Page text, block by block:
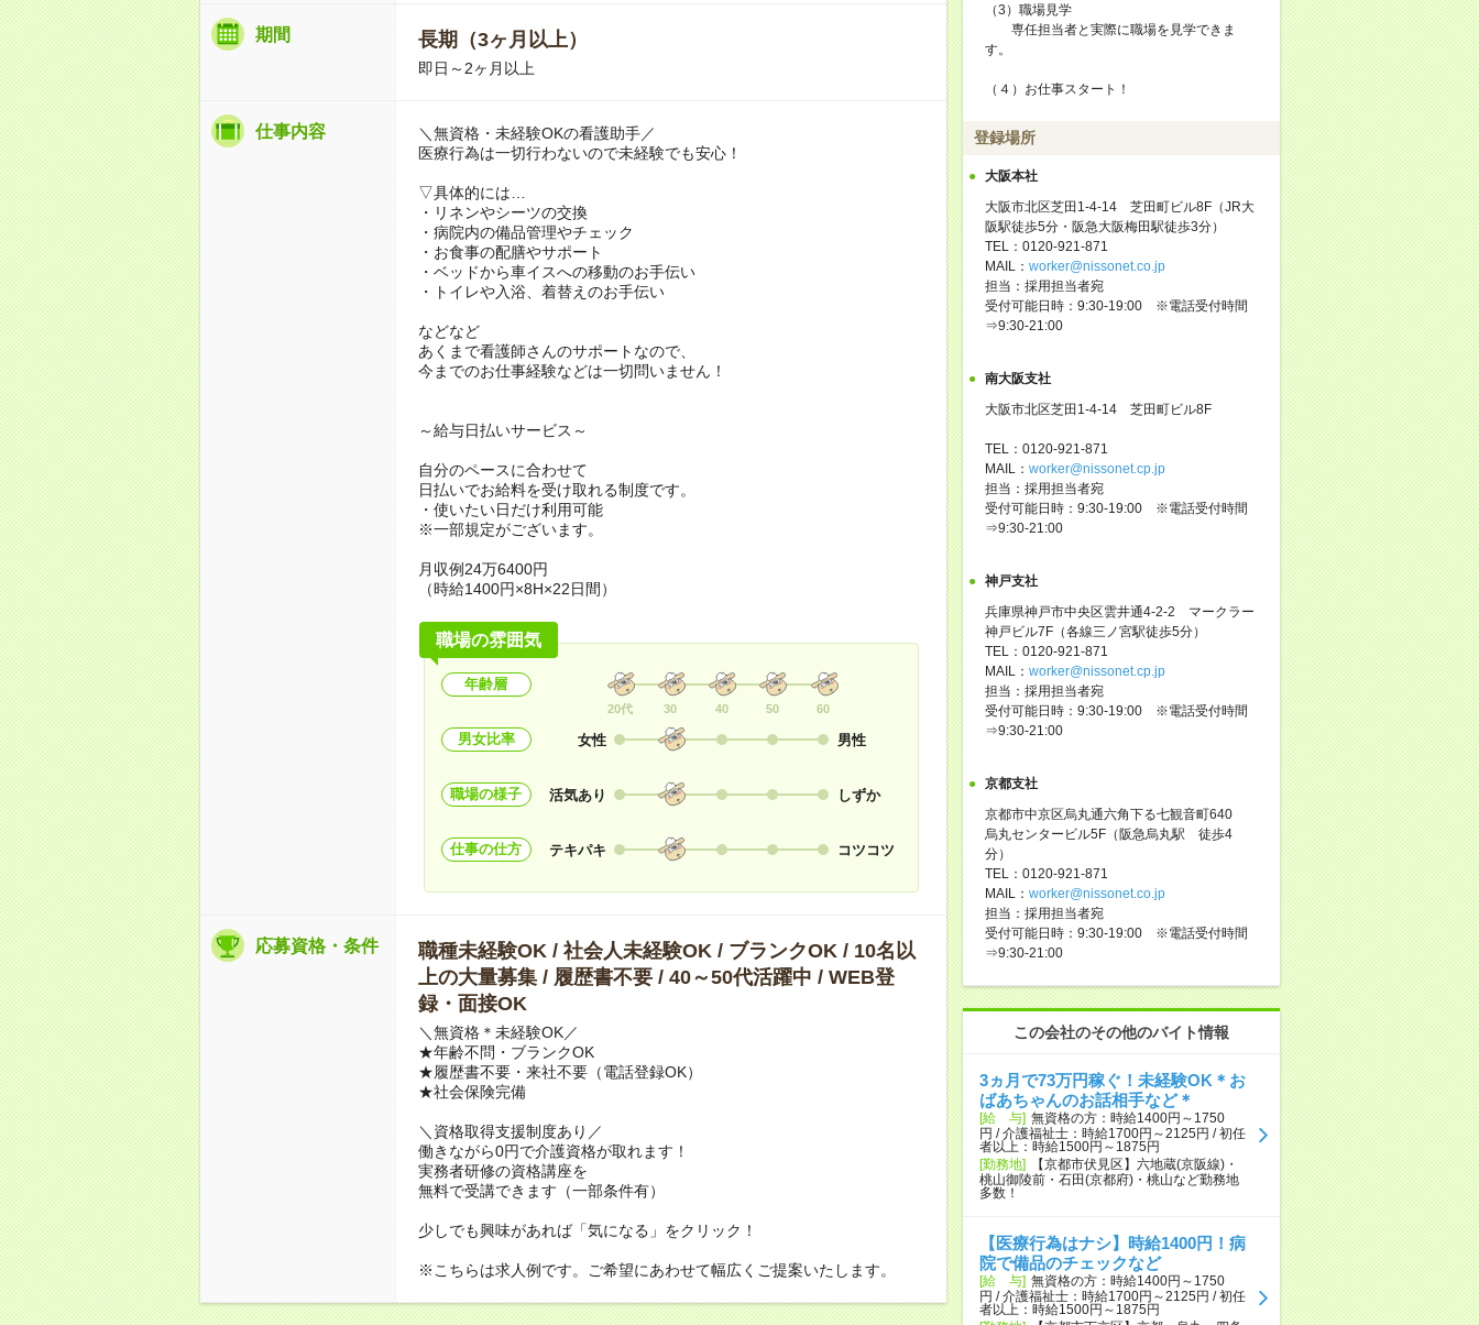
期間 長期（3ヶ月以上）
即日～2ヶ月以上
仕事内容
＼無資格・未経験OKの看護助手／
医療行為は一切行わないので未経験でも安心！
▽具体的には…
・リネンやシーツの交換
・病院内の備品管理やチェック
・お食事の配膳やサポート
・ベッドから車イスへの移動のお手伝い
・トイレや入浴、着替えのお手伝い
などなど
あくまで看護師さんのサポートなので、
今までのお仕事経験などは一切問いません！
～給与日払いサービス～
自分のペースに合わせて
日払いでお給料を受け取れる制度です。
・使いたい日だけ利用可能
※一部規定がございます。
月収例24万6400円
（時給1400円×8H×22日間）
職場の雰囲気
年齢層
20代 30 40 50 60
男女比率 女性 男性
職場の様子 活気あり しずか
仕事の仕方 テキパキ コツコツ
応募資格・条件
職種未経験OK / 社会人未経験OK / ブランクOK / 10名以
上の大量募集 / 履歴書不要 / 40～50代活躍中 / WEB登
録・面接OK
＼無資格＊未経験OK／
★年齢不問・ブランクOK
★履歴書不要・来社不要（電話登録OK）
★社会保険完備
＼資格取得支援制度あり／
働きながら0円で介護資格が取れます！
実務者研修の資格講座を
無料で受講できます（一部条件有）
少しでも興味があれば「気になる」をクリック！
※こちらは求人例です。ご希望にあわせて幅広くご提案いたします。
（3）職場見学
専任担当者と実際に職場を見学できま
す。
（４）お仕事スタート！
登録場所
大阪本社
大阪市北区芝田1-4-14 芝田町ビル8F（JR大
阪駅徒歩5分・阪急大阪梅田駅徒歩3分）
TEL：0120-921-871
MAIL： worker@nissonet.co.jp
担当：採用担当者宛
受付可能日時：9:30-19:00 ※電話受付時間
⇒9:30-21:00
南大阪支社
大阪市北区芝田1-4-14 芝田町ビル8F
TEL：0120-921-871
MAIL： worker@nissonet.cp.jp
担当：採用担当者宛
受付可能日時：9:30-19:00 ※電話受付時間
⇒9:30-21:00
神戸支社
兵庫県神戸市中央区雲井通4-2-2 マークラー
神戸ビル7F（各線三ノ宮駅徒歩5分）
TEL：0120-921-871
MAIL： worker@nissonet.cp.jp
担当：採用担当者宛
受付可能日時：9:30-19:00 ※電話受付時間
⇒9:30-21:00
京都支社
京都市中京区烏丸通六角下る七観音町640
烏丸センタービル5F（阪急烏丸駅 徒歩4
分）
TEL：0120-921-871
MAIL： worker@nissonet.co.jp
担当：採用担当者宛
受付可能日時：9:30-19:00 ※電話受付時間
⇒9:30-21:00
この会社のその他のバイト情報
3ヵ月で73万円稼ぐ！未経験OK＊お
ばあちゃんのお話相手など＊
[給 与] 無資格の方：時給1400円～1750
円 / 介護福祉士：時給1700円～2125円 / 初任
者以上：時給1500円～1875円
[勤務地]
【京都市伏見区】六地蔵(京阪線)・
桃山御陵前・石田(京都府)・桃山など勤務地
多数！
【医療行為はナシ】時給1400円！病
院で備品のチェックなど
[給 与] 無資格の方：時給1400円～1750
円 / 介護福祉士：時給1700円～2125円 / 初任
者以上：時給1500円～1875円